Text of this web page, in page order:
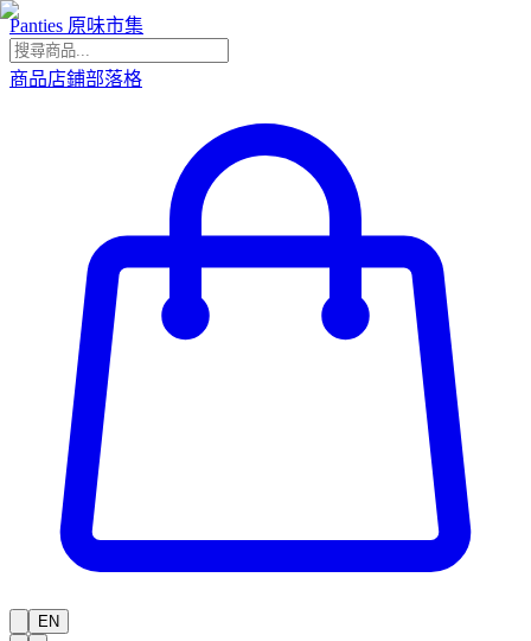
Panties 原味市集
商品店鋪部落格
EN